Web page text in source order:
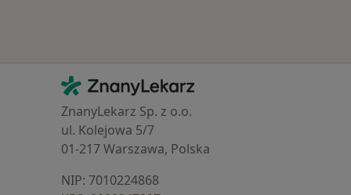
Kontakt
ZnanyLekarz - Strona główna
ZnanyLekarz Sp. z o.o.
ul. Kolejowa 5/7
01-217 Warszawa, Polska
NIP: ⁠7010224868